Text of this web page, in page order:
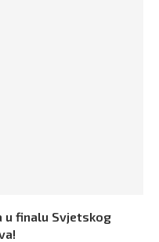
u finalu Svjetskog